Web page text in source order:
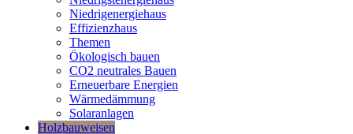
Niedrigenergiehaus
Effizienzhaus
Themen
Ökologisch bauen
CO2 neutrales Bauen
Erneuerbare Energien
Wärmedämmung
Solaranlagen
Holzbauweisen